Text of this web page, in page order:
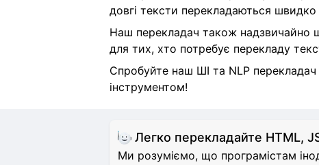
довгі тексти перекладаються швидко
Наш перекладач також надзвичайно
для тих, хто потребує перекладу
Спробуйте наш ШІ та NLP перекладач
інструментом!
Легко перекладайте HTML,
Ми розуміємо, що програмістам